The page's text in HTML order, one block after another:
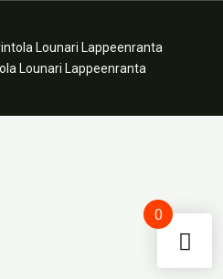
Lounari Lappeenranta
Lounari Lappeenranta
0